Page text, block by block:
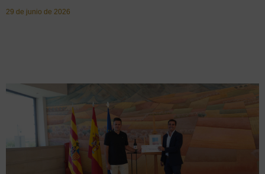
29 de junio de 2026